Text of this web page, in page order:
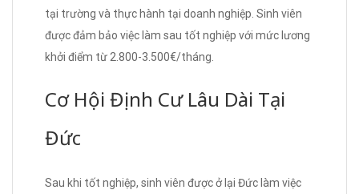
tại trường và thực hành tại doanh nghiệp. Sinh viên
được đảm bảo việc làm sau tốt nghiệp với mức lương
khởi điểm từ 2.800-3.500€/tháng.
Cơ Hội Định Cư Lâu Dài Tại
Đức
Sau khi tốt nghiệp, sinh viên được ở lại Đức làm việc